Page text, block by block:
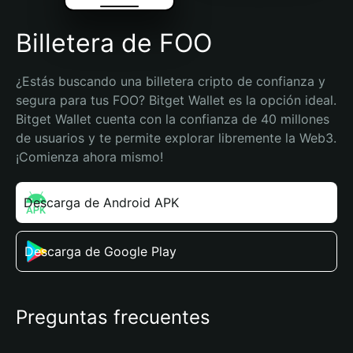
Billetera de FOO
¿Estás buscando una billetera cripto de confianza y
segura para tus FOO? Bitget Wallet es la opción ideal.
Bitget Wallet cuenta con la confianza de 40 millones
de usuarios y te permite explorar libremente la Web3.
¡Comienza ahora mismo!
Descarga de Android APK
Descarga de Google Play
Preguntas frecuentes